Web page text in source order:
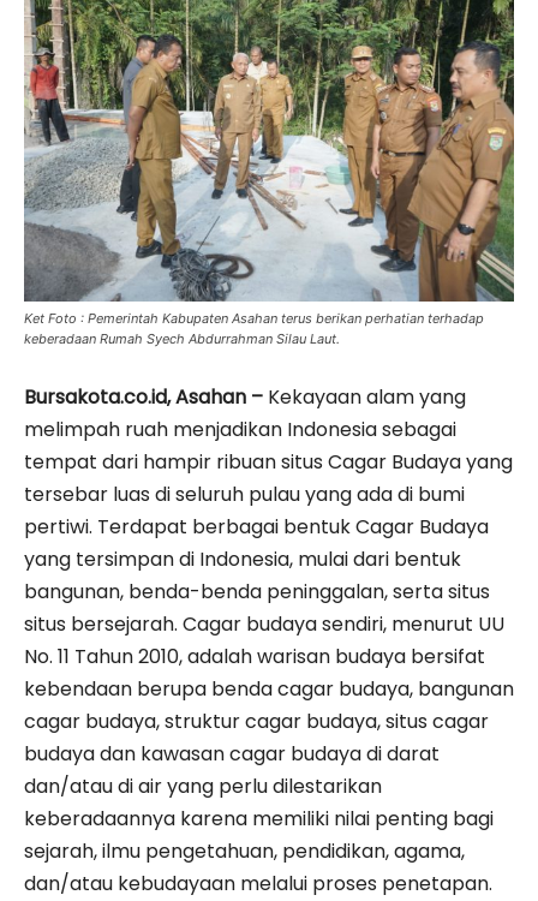
Ket Foto : Pemerintah Kabupaten Asahan terus berikan perhatian terhadap
keberadaan Rumah Syech Abdurrahman Silau Laut.
Bursakota.co.id, Asahan – Kekayaan alam yang
melimpah ruah menjadikan Indonesia sebagai
tempat dari hampir ribuan situs Cagar Budaya yang
tersebar luas di seluruh pulau yang ada di bumi
pertiwi. Terdapat berbagai bentuk Cagar Budaya
yang tersimpan di Indonesia, mulai dari bentuk
bangunan, benda-benda peninggalan, serta situs
situs bersejarah. Cagar budaya sendiri, menurut UU
No. 11 Tahun 2010, adalah warisan budaya bersifat
kebendaan berupa benda cagar budaya, bangunan
cagar budaya, struktur cagar budaya, situs cagar
budaya dan kawasan cagar budaya di darat
dan/atau di air yang perlu dilestarikan
keberadaannya karena memiliki nilai penting bagi
sejarah, ilmu pengetahuan, pendidikan, agama,
dan/atau kebudayaan melalui proses penetapan.